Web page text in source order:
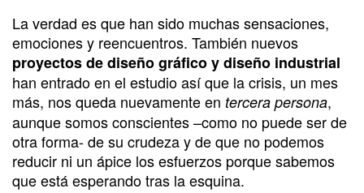
La verdad es que han sido muchas sensaciones,
emociones y reencuentros. También nuevos
proyectos de diseño gráfico y diseño industrial
han entrado en el estudio así que la crisis, un mes
más, nos queda nuevamente en tercera persona,
aunque somos conscientes –como no puede ser de
otra forma- de su crudeza y de que no podemos
reducir ni un ápice los esfuerzos porque sabemos
que está esperando tras la esquina.